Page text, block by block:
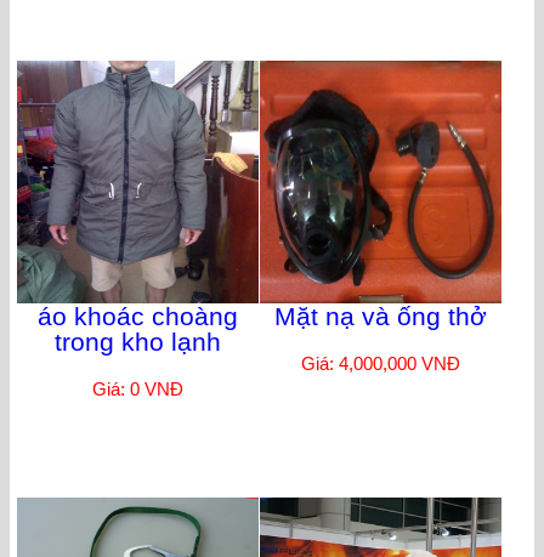
áo khoác choàng
trong kho lạnh
Giá: 0 VNĐ
Mặt nạ và ống thở
Giá: 4,000,000 VNĐ